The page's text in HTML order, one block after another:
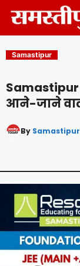
content
Samastipur
आने-जाने
By